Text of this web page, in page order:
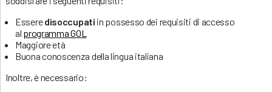
Esseredisoccupati in possesso dei requisiti di accesso
al programma GOL
Maggiore età
Buona conoscenza della lingua italiana
Inoltre, è necessario: